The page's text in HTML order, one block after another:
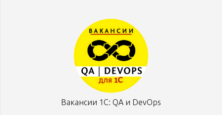
Вакансии 1С: QA и DevOps